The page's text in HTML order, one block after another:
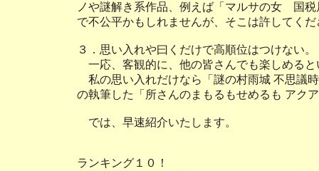
ノや謎解き系作品、例えば「マルサの女 国
で不公平かもしれませんが、そこは許してくだ
３．思い入れや曰くだけで高順位はつけない。
一応、客観的に、他の皆さんでも楽しめる
私の思い入れだけなら「謎の村雨城 不思議
の執筆した「所さんのまもるもせめるも アク
では、早速紹介いたします。
ランキング１０！